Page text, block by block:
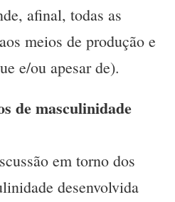
afinal, todas as
meios de produção e
e/ou apesar de).
de masculinidade
em torno dos
desenvolvida